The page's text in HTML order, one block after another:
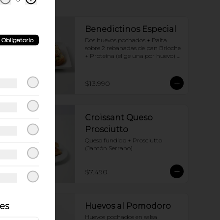
Benedictinos Especial
Dos huevos pochados + Palta
sobre 2 rebanadas de pan Brioche
+ Proteina (elige una por huevo) +
$13.990
Croissant Queso
Prosciutto
Queso fundido + Prosciutto
(Jamón Serrano)
$7.490
Huevos al Pomodoro
Huevos pochados en salsa
Obligatorio